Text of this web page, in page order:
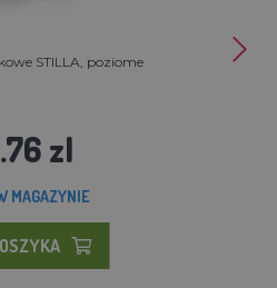
STILLA, poziome
zl
MAGAZYNIE